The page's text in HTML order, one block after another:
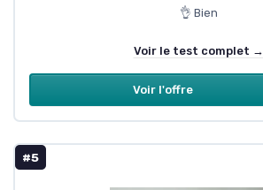
👌 Bien
Voir le test complet →
Voir l'offre
#5